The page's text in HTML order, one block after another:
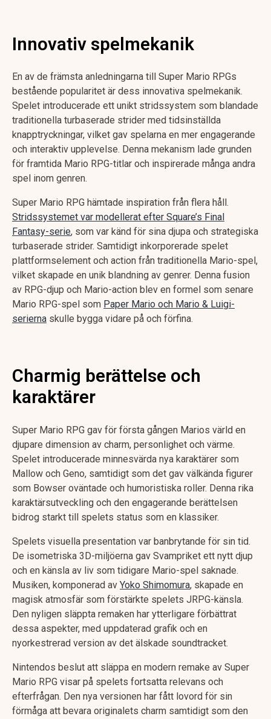
Innovativ spelmekanik
En av de främsta anledningarna till Super Mario RPGs
bestående popularitet är dess innovativa spelmekanik.
Spelet introducerade ett unikt stridssystem som blandade
traditionella turbaserade strider med tidsinställda
knapptryckningar, vilket gav spelarna en mer engagerande
och interaktiv upplevelse. Denna mekanism lade grunden
för framtida Mario RPG-titlar och inspirerade många andra
spel inom genren.
Super Mario RPG hämtade inspiration från flera håll.
Stridssystemet var modellerat efter Square’s Final
Fantasy-serie, som var känd för sina djupa och strategiska
turbaserade strider. Samtidigt inkorporerade spelet
plattformselement och action från traditionella Mario-spel,
vilket skapade en unik blandning av genrer. Denna fusion
av RPG-djup och Mario-action blev en formel som senare
Mario RPG-spel som Paper Mario och Mario & Luigi-
serierna skulle bygga vidare på och förfina.
Charmig berättelse och
karaktärer
Super Mario RPG gav för första gången Marios värld en
djupare dimension av charm, personlighet och värme.
Spelet introducerade minnesvärda nya karaktärer som
Mallow och Geno, samtidigt som det gav välkända figurer
som Bowser oväntade och humoristiska roller. Denna rika
karaktärsutveckling och den engagerande berättelsen
bidrog starkt till spelets status som en klassiker.
Spelets visuella presentation var banbrytande för sin tid.
De isometriska 3D-miljöerna gav Svampriket ett nytt djup
och en känsla av liv som tidigare Mario-spel saknade.
Musiken, komponerad av Yoko Shimomura, skapade en
magisk atmosfär som förstärkte spelets JRPG-känsla.
Den nyligen släppta remaken har ytterligare förbättrat
dessa aspekter, med uppdaterad grafik och en
nyorkestrerad version av det älskade soundtracket.
Nintendos beslut att släppa en modern remake av Super
Mario RPG visar på spelets fortsatta relevans och
efterfrågan. Den nya versionen har fått lovord för sin
förmåga att bevara originalets charm samtidigt som den